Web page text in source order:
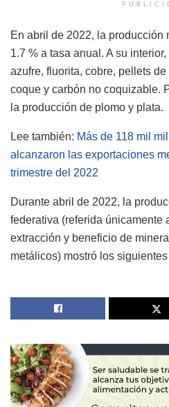
En abril de 2022, la producción
1.7 % a tasa anual. A su
azufre, fluorita, cobre, pellets
coque y carbón no coquizable.
la producción de plomo y plata.
Lee también: Más de 118 mil
alcanzaron las exportaciones
trimestre del 2022
Durante abril de 2022, la
federativa (referida únicamente
extracción y beneficio de
metálicos) mostró los